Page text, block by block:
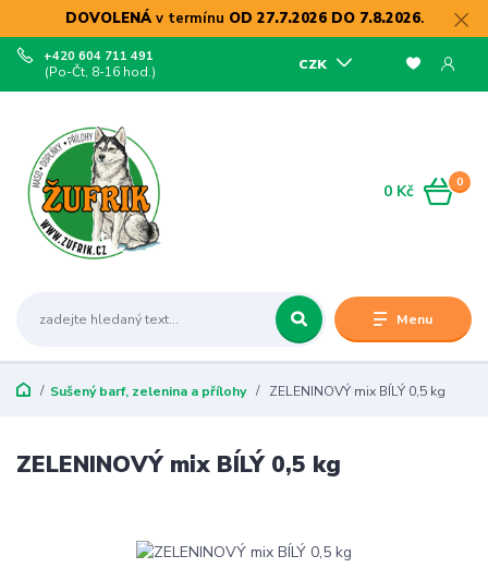
DOVOLENÁv termínu OD 27.7.2026 DO 7.8.2026.
Menu
CZK
+420 604 711 491
(Po-Čt, 8-16 hod.)
0
0 Kč
Sušený barf, zelenina a přílohy ZELENINOVÝ mix BÍLÝ 0,5 kg
ZELENINOVÝ mix BÍLÝ 0,5 kg